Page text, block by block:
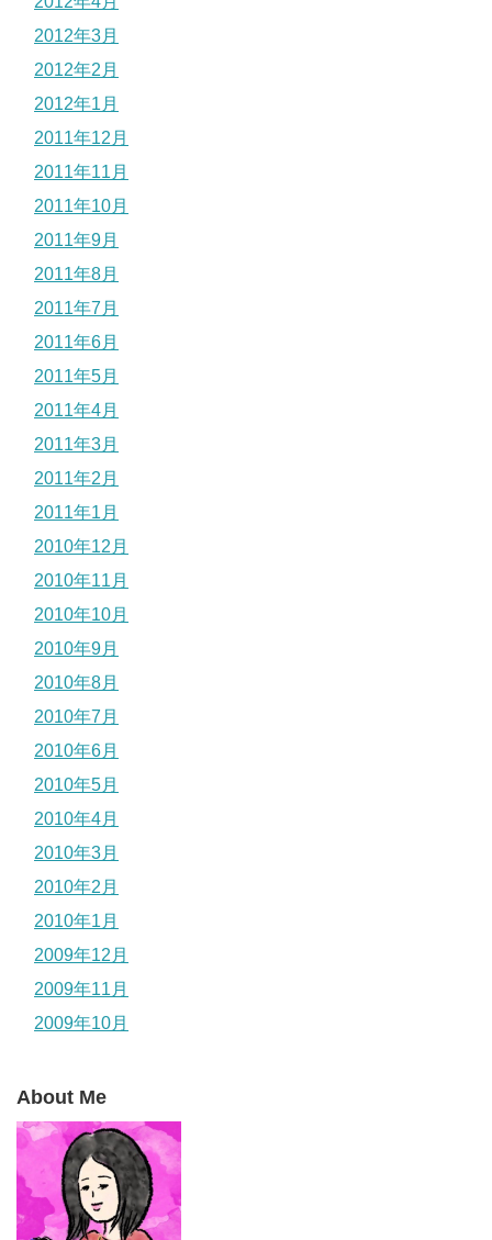
2012年3月
2012年2月
2012年1月
2011年12月
2011年11月
2011年10月
2011年9月
2011年8月
2011年7月
2011年6月
2011年5月
2011年4月
2011年3月
2011年2月
2011年1月
2010年12月
2010年11月
2010年10月
2010年9月
2010年8月
2010年7月
2010年6月
2010年5月
2010年4月
2010年3月
2010年2月
2010年1月
2009年12月
2009年11月
2009年10月
About Me